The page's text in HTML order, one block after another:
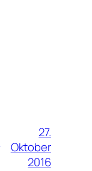
27.
Oktober
2016